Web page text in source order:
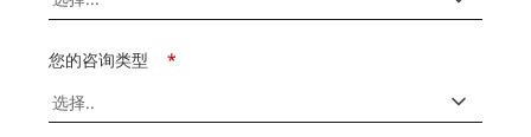
*
您的咨询类型